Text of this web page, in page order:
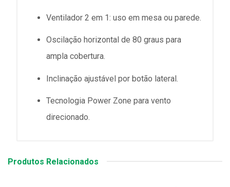
Ventilador 2 em 1: uso em mesa ou parede.
Oscilação horizontal de 80 graus para
ampla cobertura.
Inclinação ajustável por botão lateral.
Tecnologia Power Zone para vento
direcionado.
Produtos Relacionados